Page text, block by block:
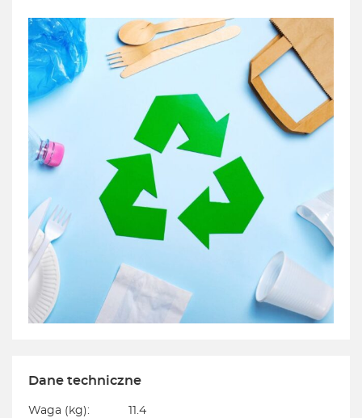
Dane techniczne
Waga (kg):
11.4